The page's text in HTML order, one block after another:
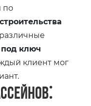
по
под ключ
клиент мог